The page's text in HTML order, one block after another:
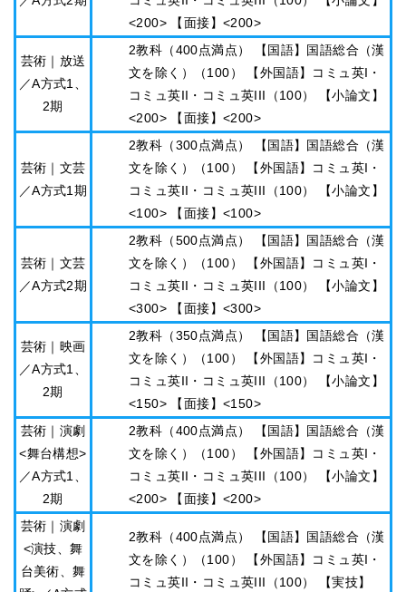
<200> 【面接】<200>
芸術｜放送
／A方式1、
2期
2教科（400点満点） 【国語】国語総合（漢
文を除く）（100） 【外国語】コミュ英I・
コミュ英II・コミュ英III（100） 【小論文】
<200> 【面接】<200>
芸術｜文芸
／A方式1期
2教科（300点満点） 【国語】国語総合（漢
文を除く）（100） 【外国語】コミュ英I・
コミュ英II・コミュ英III（100） 【小論文】
<100> 【面接】<100>
芸術｜文芸
／A方式2期
2教科（500点満点） 【国語】国語総合（漢
文を除く）（100） 【外国語】コミュ英I・
コミュ英II・コミュ英III（100） 【小論文】
<300> 【面接】<300>
芸術｜映画
／A方式1、
2期
2教科（350点満点） 【国語】国語総合（漢
文を除く）（100） 【外国語】コミュ英I・
コミュ英II・コミュ英III（100） 【小論文】
<150> 【面接】<150>
芸術｜演劇
<舞台構想>
／A方式1、
2期
2教科（400点満点） 【国語】国語総合（漢
文を除く）（100） 【外国語】コミュ英I・
コミュ英II・コミュ英III（100） 【小論文】
<200> 【面接】<200>
芸術｜演劇
<演技、舞
台美術、舞
2教科（400点満点） 【国語】国語総合（漢
文を除く）（100） 【外国語】コミュ英I・
コミュ英II・コミュ英III（100） 【実技】